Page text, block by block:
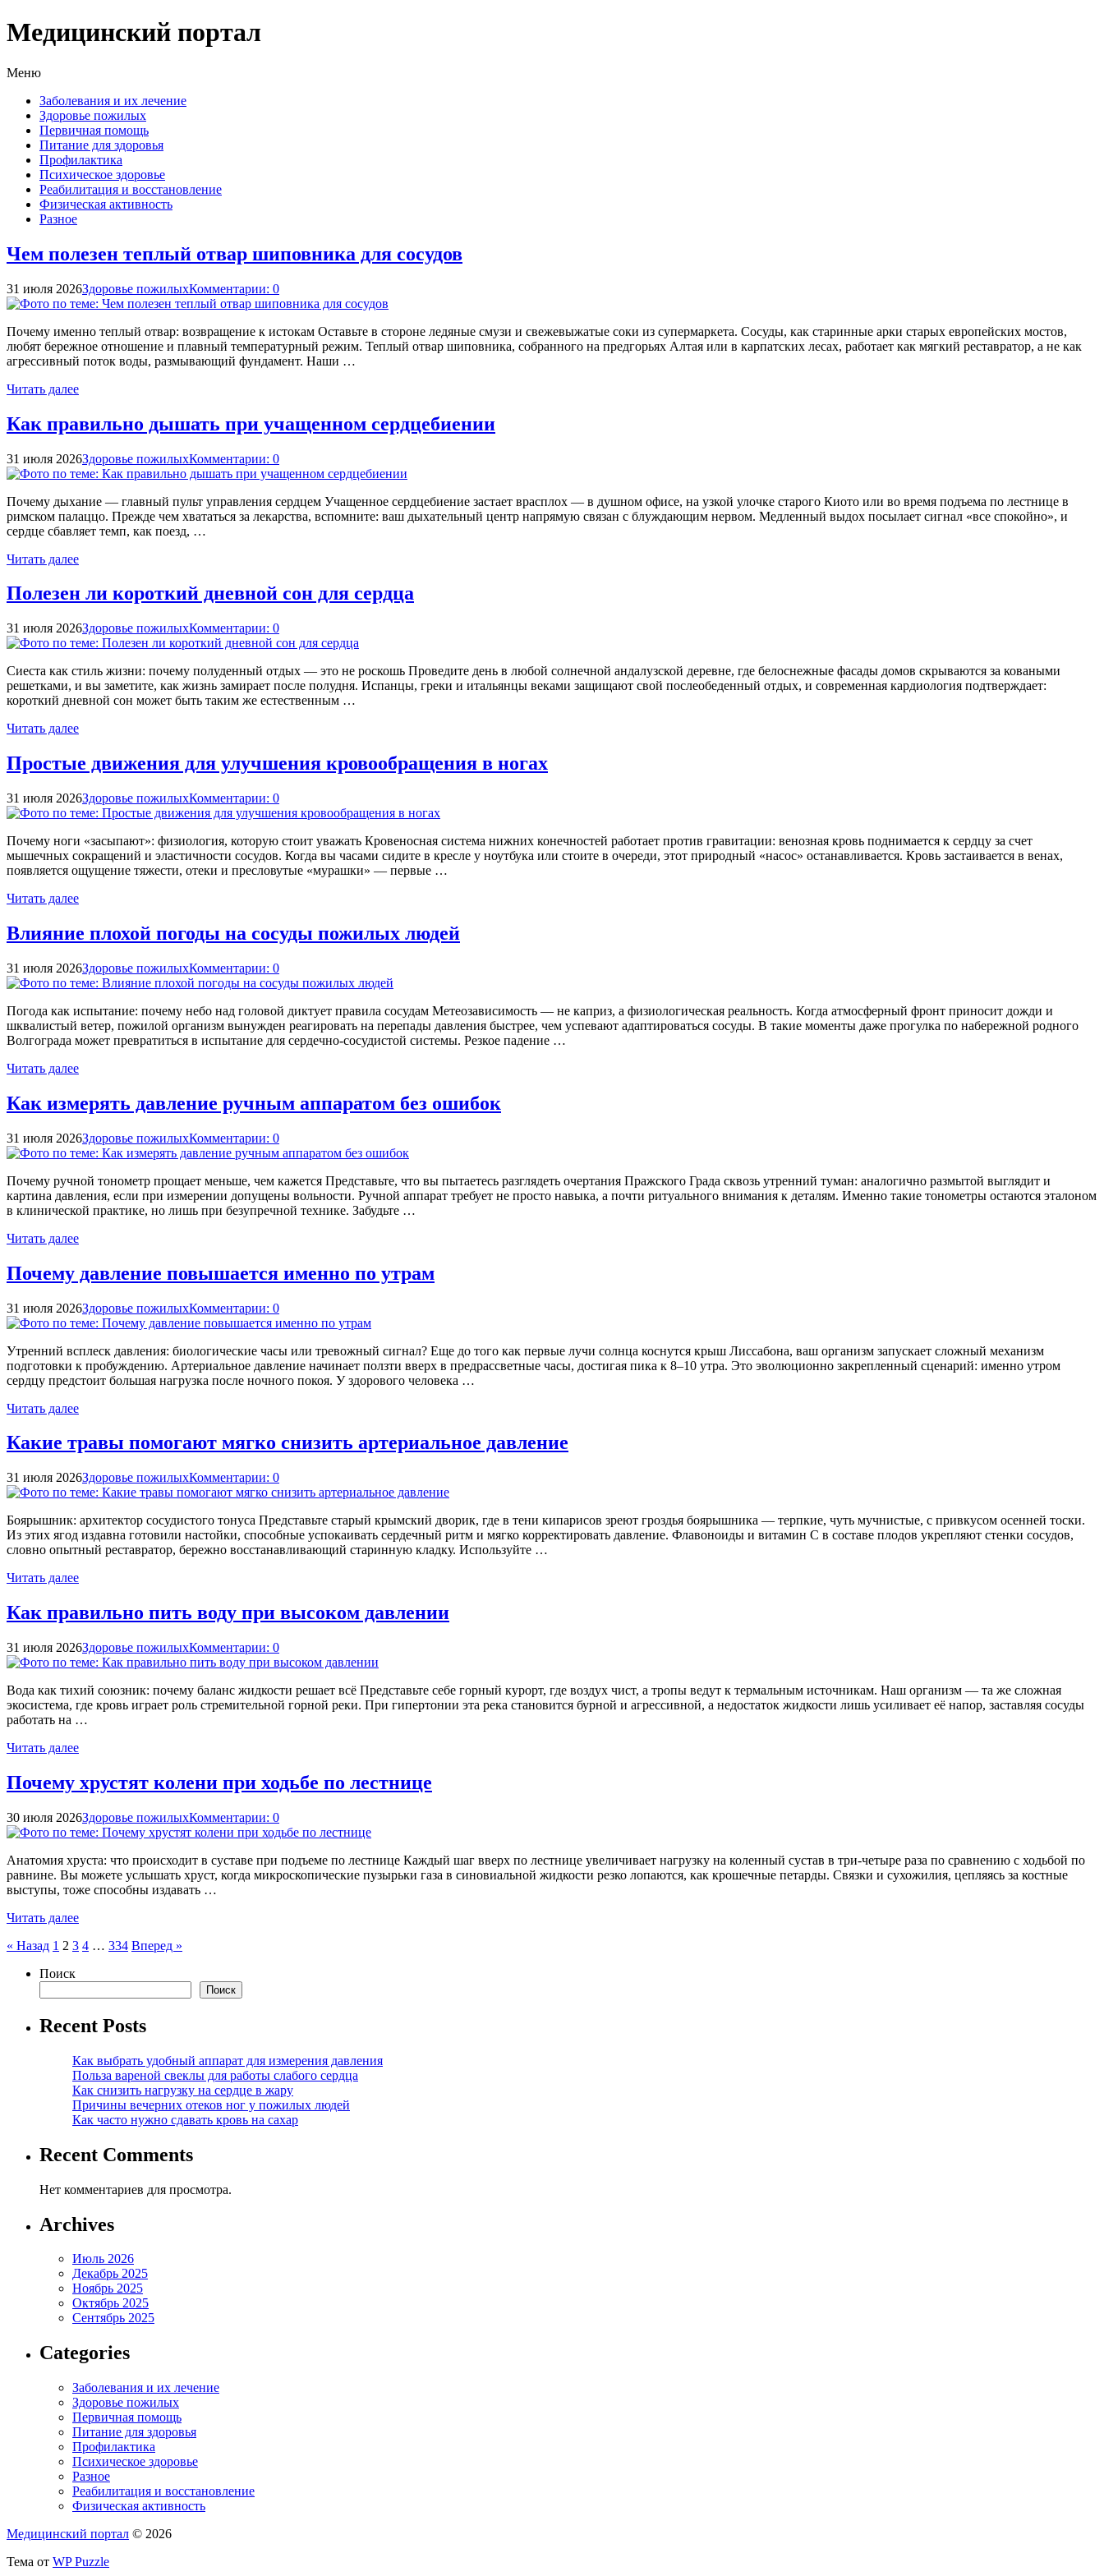
Медицинский портал
Меню
Заболевания и их лечение
Здоровье пожилых
Первичная помощь
Питание для здоровья
Профилактика
Психическое здоровье
Реабилитация и восстановление
Физическая активность
Разное
Чем полезен теплый отвар шиповника для сосудов
31 июля 2026Здоровье пожилыхКомментарии: 0
Почему именно теплый отвар: возвращение к истокам Оставьте в стороне ледяные смузи и свежевыжатые соки из супермаркета. Сосуды, как старинные арки старых европейских мостов,
любят бережное отношение и плавный температурный режим. Теплый отвар шиповника, собранного на предгорьях Алтая или в карпатских лесах, работает как мягкий реставратор, а не как
агрессивный поток воды, размывающий фундамент. Наши …
Читать далее
Как правильно дышать при учащенном сердцебиении
31 июля 2026Здоровье пожилыхКомментарии: 0
Почему дыхание — главный пульт управления сердцем Учащенное сердцебиение застает врасплох — в душном офисе, на узкой улочке старого Киото или во время подъема по лестнице в
римском палаццо. Прежде чем хвататься за лекарства, вспомните: ваш дыхательный центр напрямую связан с блуждающим нервом. Медленный выдох посылает сигнал «все спокойно», и
сердце сбавляет темп, как поезд, …
Читать далее
Полезен ли короткий дневной сон для сердца
31 июля 2026Здоровье пожилыхКомментарии: 0
Сиеста как стиль жизни: почему полуденный отдых — это не роскошь Проведите день в любой солнечной андалузской деревне, где белоснежные фасады домов скрываются за коваными
решетками, и вы заметите, как жизнь замирает после полудня. Испанцы, греки и итальянцы веками защищают свой послеобеденный отдых, и современная кардиология подтверждает:
короткий дневной сон может быть таким же естественным …
Читать далее
Простые движения для улучшения кровообращения в ногах
31 июля 2026Здоровье пожилыхКомментарии: 0
Почему ноги «засыпают»: физиология, которую стоит уважать Кровеносная система нижних конечностей работает против гравитации: венозная кровь поднимается к сердцу за счет
мышечных сокращений и эластичности сосудов. Когда вы часами сидите в кресле у ноутбука или стоите в очереди, этот природный «насос» останавливается. Кровь застаивается в венах,
появляется ощущение тяжести, отеки и пресловутые «мурашки» — первые …
Читать далее
Влияние плохой погоды на сосуды пожилых людей
31 июля 2026Здоровье пожилыхКомментарии: 0
Погода как испытание: почему небо над головой диктует правила сосудам Метеозависимость — не каприз, а физиологическая реальность. Когда атмосферный фронт приносит дожди и
шквалистый ветер, пожилой организм вынужден реагировать на перепады давления быстрее, чем успевают адаптироваться сосуды. В такие моменты даже прогулка по набережной родного
Волгограда может превратиться в испытание для сердечно-сосудистой системы. Резкое падение …
Читать далее
Как измерять давление ручным аппаратом без ошибок
31 июля 2026Здоровье пожилыхКомментарии: 0
Почему ручной тонометр прощает меньше, чем кажется Представьте, что вы пытаетесь разглядеть очертания Пражского Града сквозь утренний туман: аналогично размытой выглядит и
картина давления, если при измерении допущены вольности. Ручной аппарат требует не просто навыка, а почти ритуального внимания к деталям. Именно такие тонометры остаются эталоном
в клинической практике, но лишь при безупречной технике. Забудьте …
Читать далее
Почему давление повышается именно по утрам
31 июля 2026Здоровье пожилыхКомментарии: 0
Утренний всплеск давления: биологические часы или тревожный сигнал? Еще до того как первые лучи солнца коснутся крыш Лиссабона, ваш организм запускает сложный механизм
подготовки к пробуждению. Артериальное давление начинает ползти вверх в предрассветные часы, достигая пика к 8–10 утра. Это эволюционно закрепленный сценарий: именно утром
сердцу предстоит большая нагрузка после ночного покоя. У здорового человека …
Читать далее
Какие травы помогают мягко снизить артериальное давление
31 июля 2026Здоровье пожилыхКомментарии: 0
Боярышник: архитектор сосудистого тонуса Представьте старый крымский дворик, где в тени кипарисов зреют гроздья боярышника — терпкие, чуть мучнистые, с привкусом осенней тоски.
Из этих ягод издавна готовили настойки, способные успокаивать сердечный ритм и мягко корректировать давление. Флавоноиды и витамин C в составе плодов укрепляют стенки сосудов,
словно опытный реставратор, бережно восстанавливающий старинную кладку. Используйте …
Читать далее
Как правильно пить воду при высоком давлении
31 июля 2026Здоровье пожилыхКомментарии: 0
Вода как тихий союзник: почему баланс жидкости решает всё Представьте себе горный курорт, где воздух чист, а тропы ведут к термальным источникам. Наш организм — та же сложная
экосистема, где кровь играет роль стремительной горной реки. При гипертонии эта река становится бурной и агрессивной, а недостаток жидкости лишь усиливает её напор, заставляя сосуды
работать на …
Читать далее
Почему хрустят колени при ходьбе по лестнице
30 июля 2026Здоровье пожилыхКомментарии: 0
Анатомия хруста: что происходит в суставе при подъеме по лестнице Каждый шаг вверх по лестнице увеличивает нагрузку на коленный сустав в три-четыре раза по сравнению с ходьбой по
равнине. Вы можете услышать хруст, когда микроскопические пузырьки газа в синовиальной жидкости резко лопаются, как крошечные петарды. Связки и сухожилия, цепляясь за костные
выступы, тоже способны издавать …
Читать далее
Пагинация
записей
« Назад 1 2 3 4 … 334 Вперед »
Поиск
Поиск
Recent Posts
Как выбрать удобный аппарат для измерения давления
Польза вареной свеклы для работы слабого сердца
Как снизить нагрузку на сердце в жару
Причины вечерних отеков ног у пожилых людей
Как часто нужно сдавать кровь на сахар
Recent Comments
Нет комментариев для просмотра.
Archives
Июль 2026
Декабрь 2025
Ноябрь 2025
Октябрь 2025
Сентябрь 2025
Categories
Заболевания и их лечение
Здоровье пожилых
Первичная помощь
Питание для здоровья
Профилактика
Психическое здоровье
Разное
Реабилитация и восстановление
Физическая активность
Медицинский портал © 2026
Тема от WP Puzzle